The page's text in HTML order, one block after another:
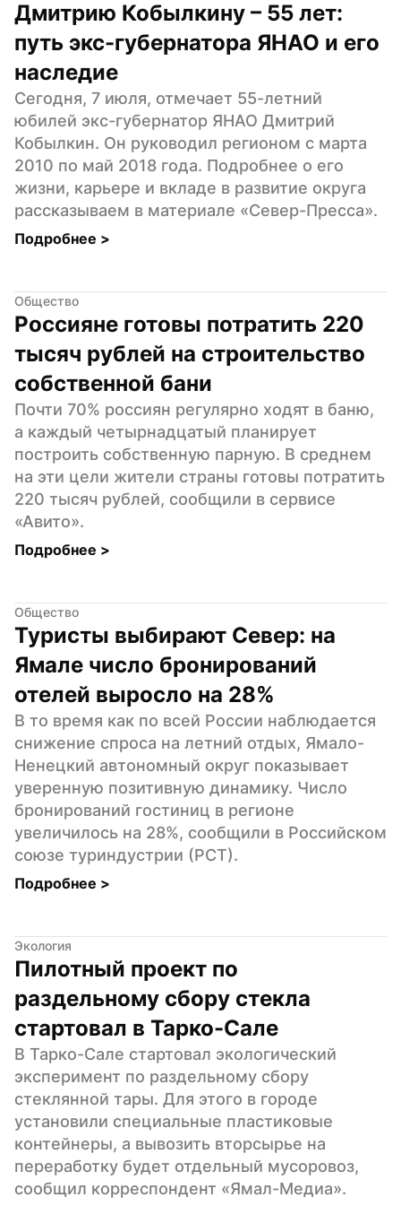
Дмитрию Кобылкину – 55 лет:
путь экс-губернатора ЯНАО и его
наследие
Сегодня, 7 июля, отмечает 55-летний
юбилей экс-губернатор ЯНАО Дмитрий
Кобылкин. Он руководил регионом с марта
2010 по май 2018 года. Подробнее о его
жизни, карьере и вкладе в развитие округа
рассказываем в материале «Север-Пресса».
Подробнее >
Общество
Россияне готовы потратить 220
тысяч рублей на строительство
собственной бани
Почти 70% россиян регулярно ходят в баню,
а каждый четырнадцатый планирует
построить собственную парную. В среднем
на эти цели жители страны готовы потратить
220 тысяч рублей, сообщили в сервисе
«Авито».
Подробнее >
Общество
Туристы выбирают Север: на
Ямале число бронирований
отелей выросло на 28%
В то время как по всей России наблюдается
снижение спроса на летний отдых, Ямало-
Ненецкий автономный округ показывает
уверенную позитивную динамику. Число
бронирований гостиниц в регионе
увеличилось на 28%, сообщили в Российском
союзе туриндустрии (РСТ).
Подробнее >
Экология
Пилотный проект по
раздельному сбору стекла
стартовал в Тарко-Сале
В Тарко-Сале стартовал экологический
эксперимент по раздельному сбору
стеклянной тары. Для этого в городе
установили специальные пластиковые
контейнеры, а вывозить вторсырье на
переработку будет отдельный мусоровоз,
сообщил корреспондент «Ямал-Медиа».